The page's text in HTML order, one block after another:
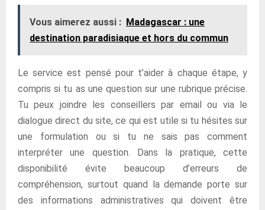
Vous aimerez aussi : Madagascar : une
destination paradisiaque et hors du commun
Le service est pensé pour t’aider à chaque étape, y
compris si tu as une question sur une rubrique précise.
Tu peux joindre les conseillers par email ou via le
dialogue direct du site, ce qui est utile si tu hésites sur
une formulation ou si tu ne sais pas comment
interpréter une question. Dans la pratique, cette
disponibilité évite beaucoup d’erreurs de
compréhension, surtout quand la demande porte sur
des informations administratives qui doivent être